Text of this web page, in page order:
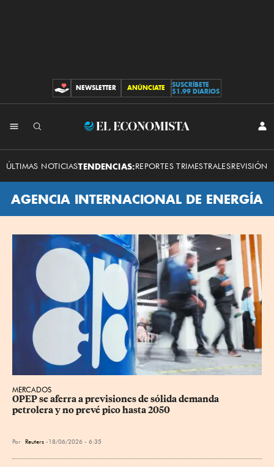
CONTRIBUCIONES
NEWSLETTER ANÚNCIATE
SUSCRÍBETE
$1.99 DIARIOS
El
Economista
ÚLTIMAS NOTICIASTENDENCIAS:REPORTES TRIMESTRALESREVISIÓN
AGENCIA INTERNACIONAL DE ENERGÍA
MERCADOS
OPEP se aferra a previsiones de sólida demanda
petrolera y no prevé pico hasta 2050
Por Reuters 18/06/2026 - 6:35